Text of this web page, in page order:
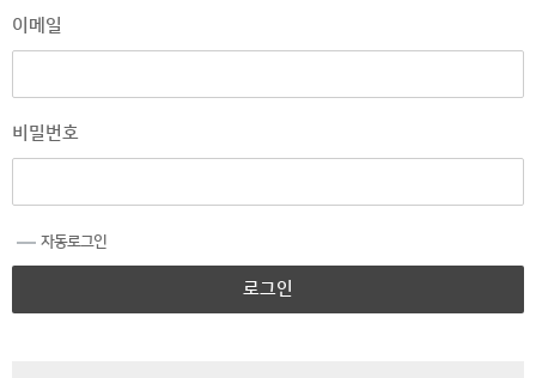
이메일
비밀번호
자동로그인
로그인